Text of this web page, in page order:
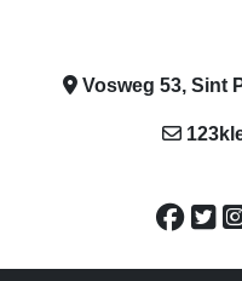
Vosweg 53, Sint